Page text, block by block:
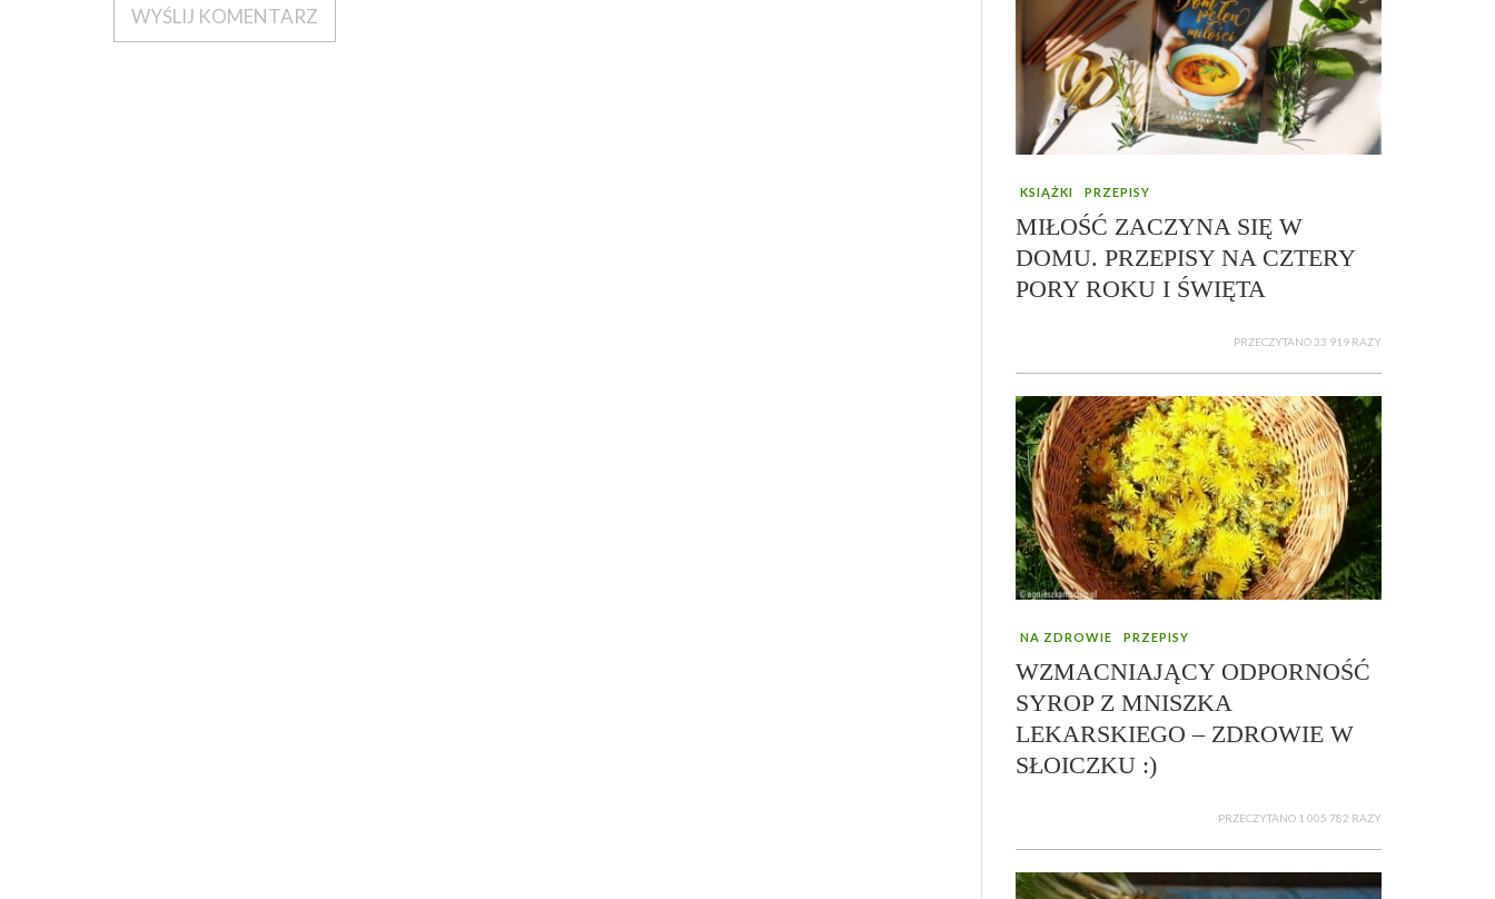
KSIĄŻKI PRZEPISY
MIŁOŚĆ ZACZYNA SIĘ W
DOMU. PRZEPISY NA CZTERY
PORY ROKU I ŚWIĘTA
PRZECZYTANO 33 919 RAZY
NA ZDROWIE PRZEPISY
WZMACNIAJĄCY ODPORNOŚĆ
SYROP Z MNISZKA
LEKARSKIEGO – ZDROWIE W
SŁOICZKU :)
PRZECZYTANO 1 005 782 RAZY